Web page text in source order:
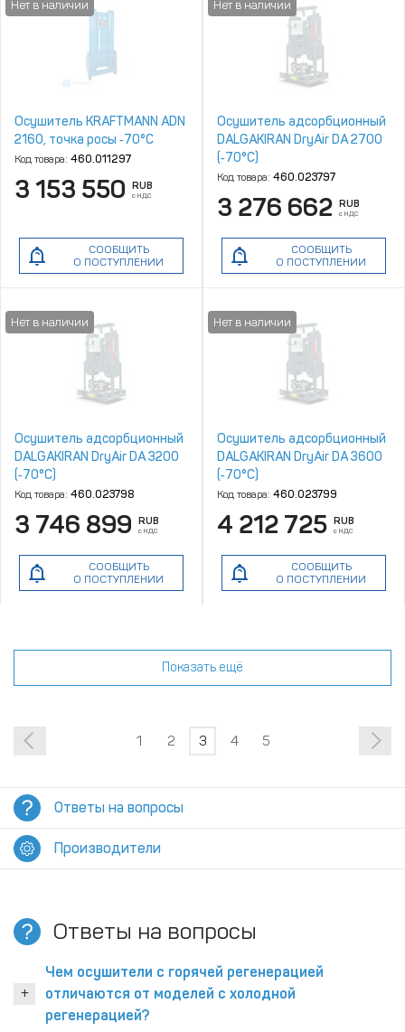
Осушитель KRAFTMANN ADN
2160, точка росы ‑70°С
Код товара: 460.011297
3 153 550 RUB
с НДС
СООБЩИТЬ
О ПОСТУПЛЕНИИ
Осушитель адсорбционный
DALGAKIRAN DryAir DA 2700
(‑70°C)
Код товара: 460.023797
3 276 662 RUB
с НДС
СООБЩИТЬ
О ПОСТУПЛЕНИИ
Осушитель адсорбционный
DALGAKIRAN DryAir DA 3200
(‑70°C)
Код товара: 460.023798
3 746 899 RUB
с НДС
СООБЩИТЬ
О ПОСТУПЛЕНИИ
Осушитель адсорбционный
DALGAKIRAN DryAir DA 3600
(‑70°C)
Код товара: 460.023799
4 212 725 RUB
с НДС
СООБЩИТЬ
О ПОСТУПЛЕНИИ
Показать ещё
1 2 3 4 5
Ответы на вопросы
Производители
Ответы на вопросы
Чем осушители с горячей регенерацией
отличаются от моделей с холодной
регенерацией?